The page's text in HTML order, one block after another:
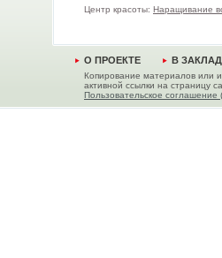
Центр красоты: Наращивание
О ПРОЕКТЕ В
Копирование материалов или
активной ссылки на страницу
Пользовательское